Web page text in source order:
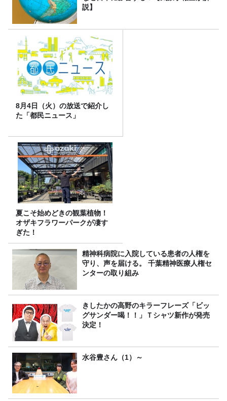
説】
8月4日（火）の放送で紹介し
た「都民ニュース」
夏こそ始めどきの観葉植物！
オザキフラワーパークが凄す
ぎた！
精神科病院に入院している患者の人権を
守り、声を届ける。 千葉精神医療人権セ
ンターの取り組み
きしたかの高野のキラーフレーズ「ビッ
グサンダー喝！！」Ｔシャツ新作が発売
決定！
水谷豊さん（1）～